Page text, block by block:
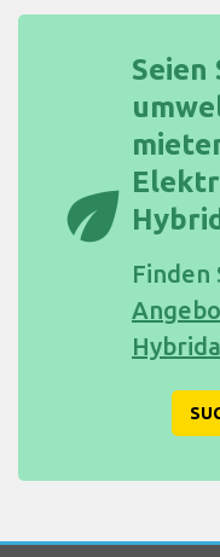
eco
Seien
Finden